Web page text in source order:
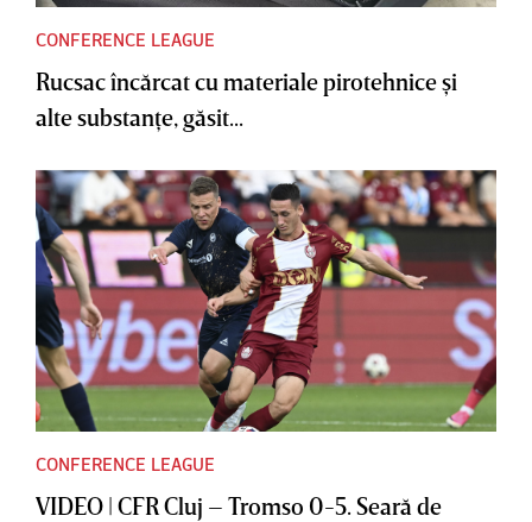
CONFERENCE LEAGUE
Rucsac încărcat cu materiale pirotehnice şi
alte substanţe, găsit...
CONFERENCE LEAGUE
VIDEO | CFR Cluj – Tromso 0-5. Seară de